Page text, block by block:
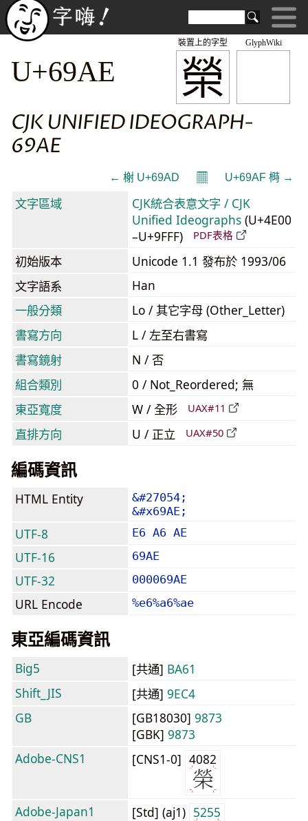
GlyphWiki
榮
裝置上的字型
U+69AE
CJK UNIFIED IDEOGRAPH-
69AE
← 榭 U+69AD 𝄜 U+69AF 榯 →
文字區域
CJK統合表意文字 / CJK
Unified Ideographs (U+4E00
–U+9FFF)
PDF表格
初始版本
Unicode 1.1 發布於 1993/06
文字語系
Han
一般分類
Lo / 其它字母 (Other_Letter)
書寫方向
L / 左至右書寫
書寫鏡射
N / 否
組合類別
0 / Not_Reordered; 無
東亞寬度
W / 全形 UAX#11
直排方向 U / 正立 UAX#50
編碼資訊
HTML Entity
&#27054;
&#x69AE;
UTF-8 E6 A6 AE
UTF-16 69AE
UTF-32 000069AE
URL Encode %e6%a6%ae
東亞編碼資訊
Big5 [共通] BA61
Shift_JIS
[共通] 9EC4
GB
[GB18030] 9873
[GBK] 9873
Adobe-CNS1
[CNS1-0] 4082
Adobe-Japan1 [Std] (aj1) 5255